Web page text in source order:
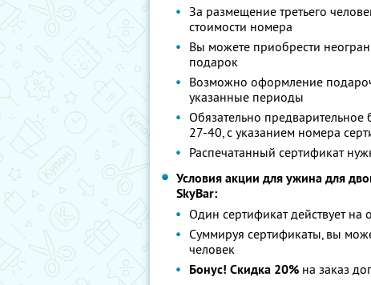
За размещение третьего
стоимости номера
Вы можете приобрести
подарок
Возможно оформление
указанные периоды
Обязательно
27-40, с указанием номера
Распечатанный сертификат
Условия акции для ужина для
SkyBаr:
Один сертификат действует
Суммируя сертификаты, вы
человек
Бонус! Cкидка 20% на заказ